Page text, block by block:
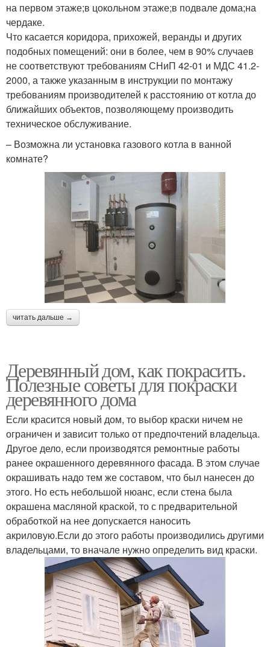
на первом этаже;в цокольном этаже;в подвале дома;на
чердаке.
Что касается коридора, прихожей, веранды и других
подобных помещений: они в более, чем в 90% случаев
не соответствуют требованиям СНиП 42-01 и МДС 41.2-
2000, а также указанным в инструкции по монтажу
требованиям производителей к расстоянию от котла до
ближайших объектов, позволяющему производить
техническое обслуживание.
– Возможна ли установка газового котла в ванной
комнате?
читать дальше →
Деревянный дом, как покрасить.
Полезные советы для покраски
деревянного дома
Если красится новый дом, то выбор краски ничем не
ограничен и зависит только от предпочтений владельца.
Другое дело, если производятся ремонтные работы
ранее окрашенного деревянного фасада. В этом случае
окрашивать надо тем же составом, что был нанесен до
этого. Но есть небольшой нюанс, если стена была
окрашена масляной краской, то с предварительной
обработкой на нее допускается наносить
акриловую.Если до этого работы производились другими
владельцами, то вначале нужно определить вид краски.